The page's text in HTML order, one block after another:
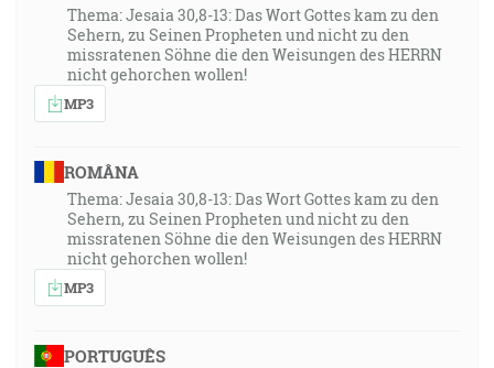
Thema: Jesaia 30,8-13: Das Wort Gottes kam zu den
Sehern, zu Seinen Propheten und nicht zu den
missratenen Söhne die den Weisungen des HERRN
nicht gehorchen wollen!
MP3
ROMÂNA
Thema: Jesaia 30,8-13: Das Wort Gottes kam zu den
Sehern, zu Seinen Propheten und nicht zu den
missratenen Söhne die den Weisungen des HERRN
nicht gehorchen wollen!
MP3
PORTUGUÊS